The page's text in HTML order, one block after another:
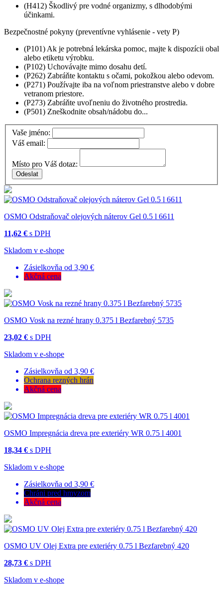
(H412) Škodlivý pre vodné organizmy, s dlhodobými
účinkami.
Bezpečnostné pokyny (preventívne vyhlásenie - vety P)
(P101) Ak je potrebná lekárska pomoc, majte k dispozícii obal
alebo etiketu výrobku.
(P102) Uchovávajte mimo dosahu detí.
(P262) Zabráňte kontaktu s očami, pokožkou alebo odevom.
(P271) Používajte iba na voľnom priestranstve alebo v dobre
vetranom priestore.
(P273) Zabráňte uvoľneniu do životného prostredia.
(P501) Zneškodnite obsah/nádobu do...
Vaše jméno:
Váš email:
Místo pro Váš dotaz:
OSMO Odstraňovač olejových náterov Gel 0.5 l 6611
11,62 € s DPH
Skladom v e-shope
Zásielkovňa od 3,90 €
Akčná cena
OSMO Vosk na rezné hrany 0.375 l Bezfarebný 5735
23,02 € s DPH
Skladom v e-shope
Zásielkovňa od 3,90 €
Ochrana rezných hrán
Akčná cena
OSMO Impregnácia dreva pre exteriéry WR 0.75 l 4001
18,34 € s DPH
Skladom v e-shope
Zásielkovňa od 3,90 €
Chráni pred hmyzom
Akčná cena
OSMO UV Olej Extra pre exteriéry 0.75 l Bezfarebný 420
28,73 € s DPH
Skladom v e-shope